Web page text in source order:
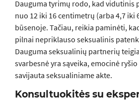
Dauguma tyrimų rodo, kad vidutinis
nuo 12 iki 16 centimetrų (arba 4,7 iki
būsenoje. Tačiau, reikia paminėti,
pilnai nepriklauso seksualinis
Dauguma seksualinių partnerių
svarbesnė yra sąveika, emocinė
savijauta seksualiniame akte.
Konsultuokitės su